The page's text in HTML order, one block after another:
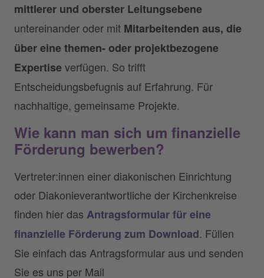
mittlerer und oberster Leitungsebene
untereinander oder mit Mitarbeitenden aus, die
über eine themen- oder projektbezogene
Expertiseverfügen. So trifft
Entscheidungsbefugnis auf Erfahrung. Für
nachhaltige, gemeinsame Projekte.
Wie kann man sich um finanzielle
Förderung bewerben?
Vertreter:innen einer diakonischen Einrichtung
oder Diakonieverantwortliche der Kirchenkreise
finden hier das Antragsformular für eine
finanzielle Förderung zum Download. Füllen
Sie einfach das Antragsformular aus und senden
Sie es uns per Mail